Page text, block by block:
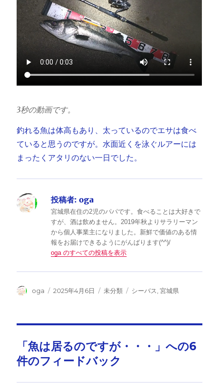
3秒の動画です。
釣れる魚は体高もあり、太っているのでエサは食べ
ていると思うのですが。水面近くを泳ぐルアーには
まったくアタリのない一日でした。
投稿者: oga
宮城県在住の2児のパパです。食べることは大好きで
すが、酒は飲めません。2019年秋よりサラリーマン
から個人事業主になりました。新鮮で価値のある情
報をお届けできるようにがんばります(^^)/
oga のすべての投稿を表示
投
oga
投
2025年4月6日
カ
未分類
タ
シーバス ,宮城県
「魚は居るのですが・・・」への6
件のフィードバック